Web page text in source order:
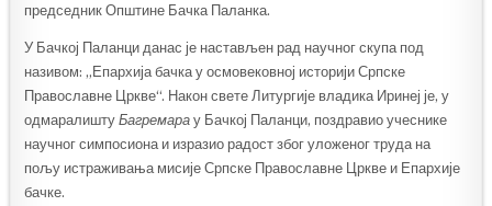
председник Општине Бачка Паланка.
У Бачкој Паланци данас је настављен рад научног скупа под
називом: „Епархија бачка у осмовековној историји Српске
Православне Цркве“. Након свете Литургије владика Иринеј је, у
одмаралиштуБагремара у Бачкој Паланци, поздравио учеснике
научног симпосиона и изразио радост због уложеног труда на
пољу истраживања мисије Српске Православне Цркве и Епархије
бачке.